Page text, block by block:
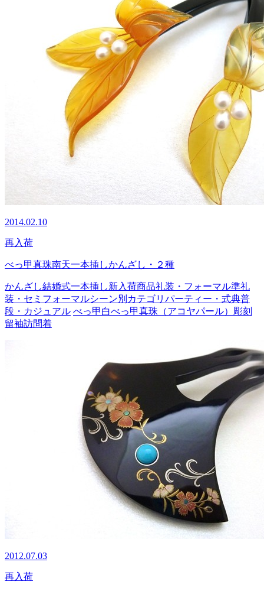
2014.02.10
再入荷
べっ甲真珠南天一本挿しかんざし・２種
かんざし結婚式一本挿し新入荷商品礼装・フォーマル準礼
装・セミフォーマルシーン別カテゴリ パーティー・式典普
段・カジュアル べっ甲 白べっ甲真珠（アコヤパール） 彫刻
留袖訪問着
2012.07.03
再入荷